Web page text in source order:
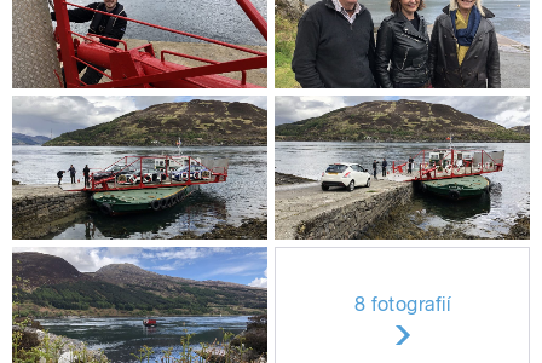
8 fotografií